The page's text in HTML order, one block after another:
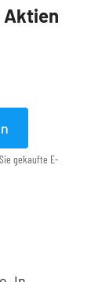
Aktien
gekaufte E-